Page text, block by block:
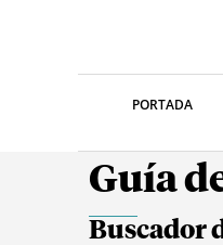
PORTADA
Guía
Buscador